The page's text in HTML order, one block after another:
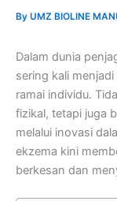
By UMZ BIOLINE
Dalam dunia
sering kali
ramai individu.
fizikal, tetapi juga
melalui inovasi
ekzema kini
berkesan dan